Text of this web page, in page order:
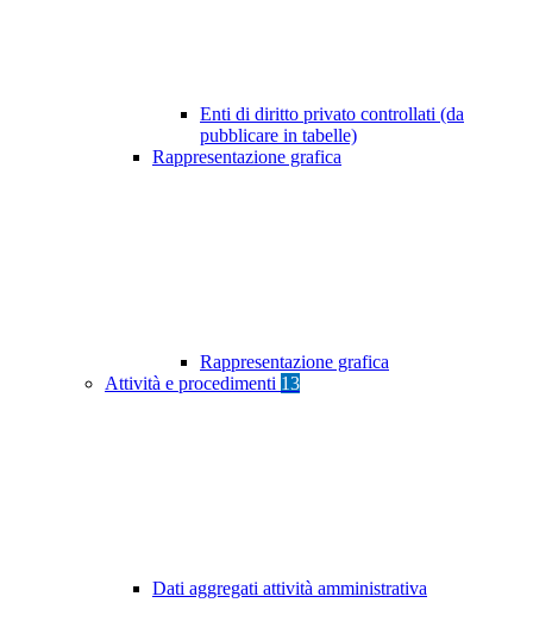
Enti di diritto privato controllati (da
pubblicare in tabelle)
Rappresentazione grafica
Rappresentazione grafica
Attività e procedimenti 13
Dati aggregati attività amministrativa